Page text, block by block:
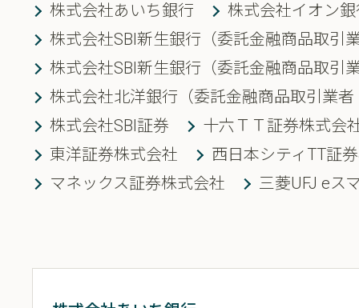
株式会社あいち銀行
株式会社イオン
株式会社SBI新生銀行（委託金融商品取引
株式会社SBI新生銀行（委託金融商品取引
株式会社北洋銀行（委託金融商品取引業
株式会社SBI証券
十六ＴＴ証券株式会
東洋証券株式会社
西日本シティTT証
マネックス証券株式会社
三菱UFJ eス